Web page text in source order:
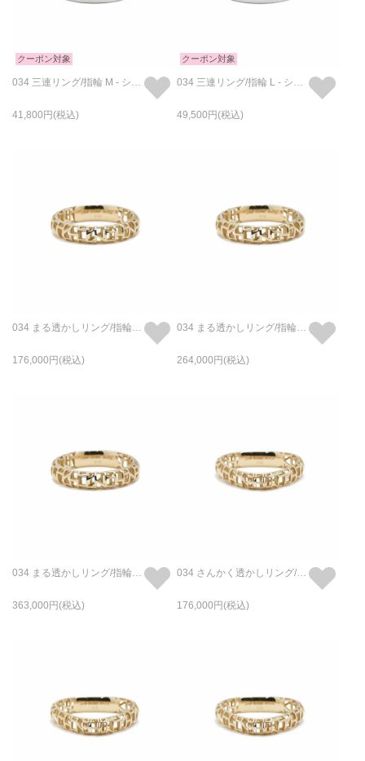
クーポン対象
41,800
クーポン対象
49,500
034 まる透かしリング/指輪 S - K18/イエローゴールド
176,000
034 まる透かしリング/指輪 M - K18/イエローゴールド
264,000
034 まる透かしリング/指輪 L - K18/イエローゴールド
363,000
034 さんかく透かしリング/指輪 S - K18/イエローゴールド
176,000